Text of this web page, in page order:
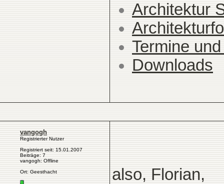
Architektur
Termine
Downloads
vangogh
Registrierter Nutzer
Registriert seit: 15.01.2007
Beiträge: 7
vangogh: Offline
Ort: Geesthacht
also, Florian,